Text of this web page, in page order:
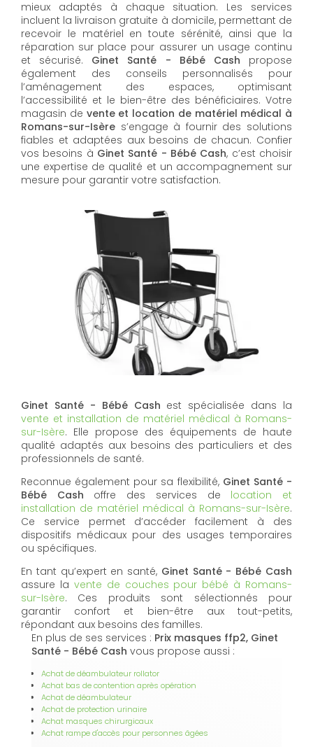
mieux adaptés à chaque situation. Les services
incluent la livraison gratuite à domicile, permettant de
recevoir le matériel en toute sérénité, ainsi que la
réparation sur place pour assurer un usage continu
et sécurisé. Ginet Santé - Bébé Cash propose
également des conseils personnalisés pour
l’aménagement des espaces, optimisant
l’accessibilité et le bien-être des bénéficiaires. Votre
magasin de vente et location de matériel médical à
Romans-sur-Isère s’engage à fournir des solutions
fiables et adaptées aux besoins de chacun. Confier
vos besoins à Ginet Santé - Bébé Cash, c’est choisir
une expertise de qualité et un accompagnement sur
mesure pour garantir votre satisfaction.
Ginet Santé - Bébé Cash est spécialisée dans la
vente et installation de matériel médical à Romans-
sur-Isère. Elle propose des équipements de haute
qualité adaptés aux besoins des particuliers et des
professionnels de santé.
Reconnue également pour sa flexibilité, Ginet Santé -
Bébé Cash offre des services de location et
installation de matériel médical à Romans-sur-Isère.
Ce service permet d’accéder facilement à des
dispositifs médicaux pour des usages temporaires
ou spécifiques.
En tant qu’expert en santé, Ginet Santé - Bébé Cash
assure la vente de couches pour bébé à Romans-
sur-Isère. Ces produits sont sélectionnés pour
garantir confort et bien-être aux tout-petits,
répondant aux besoins des familles.
En plus de ses services : Prix masques ffp2, Ginet
Santé - Bébé Cash vous propose aussi :
Achat de déambulateur rollator
Achat bas de contention après opération
Achat de déambulateur
Achat de protection urinaire
Achat masques chirurgicaux
Achat rampe d'accès pour personnes âgées